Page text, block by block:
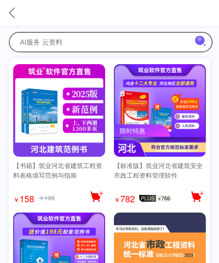
【书籍】筑业河北省建筑工程资
料表格填写范例与指南
￥ 158 ￥198
限时特惠
【标准版】筑业河北省建筑安全
市政工程资料管理软件
￥782 PLUS ￥766